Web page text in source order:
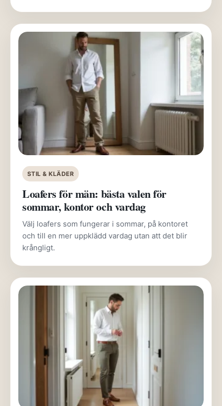
STIL & KLÄDER
Loafers för män: bästa valen för
sommar, kontor och vardag
Välj loafers som fungerar i sommar, på kontoret
och till en mer uppklädd vardag utan att det blir
krångligt.